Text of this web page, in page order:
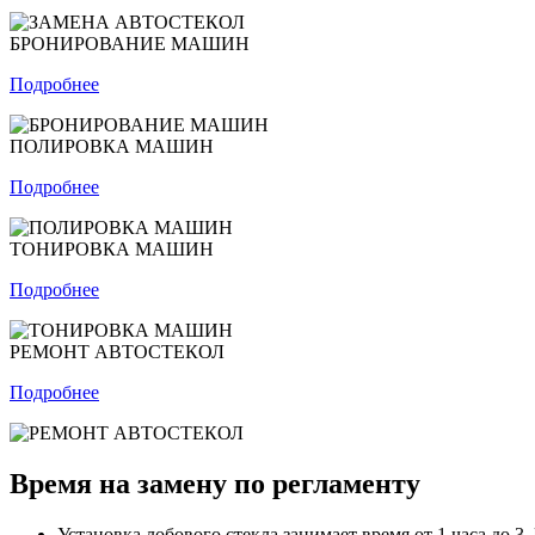
БРОНИРОВАНИЕ МАШИН
Подробнее
ПОЛИРОВКА МАШИН
Подробнее
ТОНИРОВКА МАШИН
Подробнее
РЕМОНТ АВТОСТЕКОЛ
Подробнее
Время на замену по регламенту